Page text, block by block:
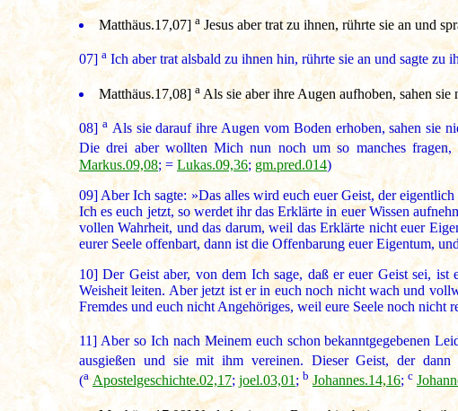
Matthäus.17,07] a Jesus aber trat zu ihnen, rührte sie an und
07] a Ich aber trat alsbald zu ihnen hin, rührte sie an und sagte zu
Matthäus.17,08] a Als sie aber ihre Augen aufhoben, sahen sie
08] aAls sie darauf ihre Augen vom Boden erhoben, sahen sie
Die drei aber wollten Mich nun noch um so manches
Markus.09,08; =Lukas.09,36; gm.pred.014)
09] Aber Ich sagte: »Das alles wird euch euer Geist, der
Ich es euch jetzt, so werdet ihr das Erklärte in euer Wissen
vollen Wahrheit, und das darum, weil das Erklärte nicht euer
eurer Seele offenbart, dann ist die Offenbarung euer Eigentum,
10]Der Geist aber, von dem Ich sage, daß er euer Geist sei,
Weisheit leiten. Aber jetzt ist er in euch noch nicht wach und
Fremdes und euch nicht Angehöriges, weil eure Seele noch
11] Aber so Ich nach Meinem euch schon bekanntgegebenen
ausgießen und sie mit ihm vereinen. Dieser Geist, der
(a Apostelgeschichte.02,17; joel.03,01; b Johannes.14,16; c